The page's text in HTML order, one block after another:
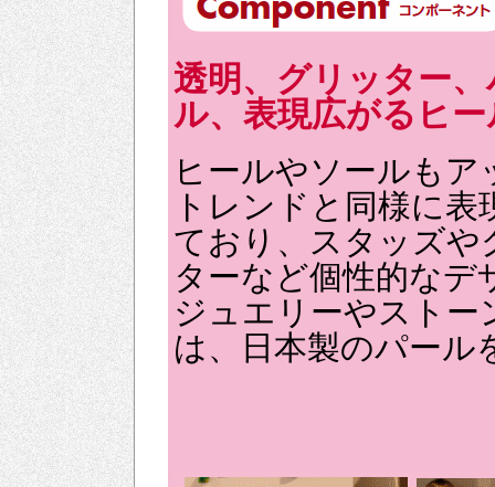
透明、グリッター、
ル、表現広がるヒー
ヒールやソールもア
トレンドと同様に表
ており、スタッズや
ターなど個性的なデ
ジュエリーやストー
は、日本製のパール